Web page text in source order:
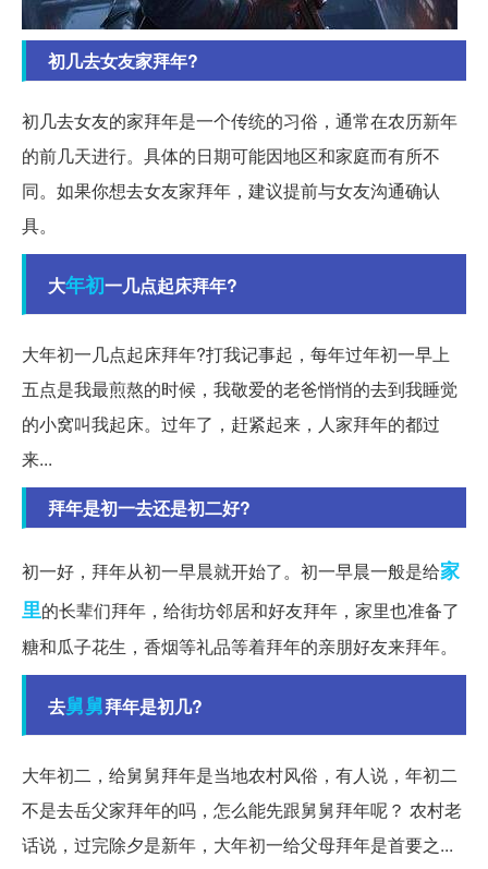
初几去女友家拜年?
初几去女友的家拜年是一个传统的习俗，通常在农历新年
的前几天进行。具体的日期可能因地区和家庭而有所不
同。如果你想去女友家拜年，建议提前与女友沟通确认
具。
大年初一几点起床拜年?
大年初一几点起床拜年?打我记事起，每年过年初一早上
五点是我最煎熬的时候，我敬爱的老爸悄悄的去到我睡觉
的小窝叫我起床。过年了，赶紧起来，人家拜年的都过
来...
拜年是初一去还是初二好?
初一好，拜年从初一早晨就开始了。初一早晨一般是给家
里的长辈们拜年，给街坊邻居和好友拜年，家里也准备了
糖和瓜子花生，香烟等礼品等着拜年的亲朋好友来拜年。
去舅舅拜年是初几?
大年初二，给舅舅拜年是当地农村风俗，有人说，年初二
不是去岳父家拜年的吗，怎么能先跟舅舅拜年呢？ 农村老
话说，过完除夕是新年，大年初一给父母拜年是首要之...